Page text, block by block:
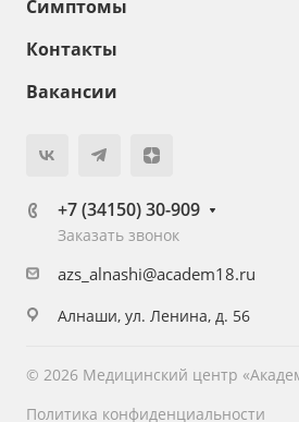
Симптомы
Контакты
Вакансии
+7 (34150) 30-909
Заказать звонок
azs_alnashi@academ18.ru
Алнаши, ул. Ленина, д. 56
© 2026 Медицинский центр
Политика конфиденциальности